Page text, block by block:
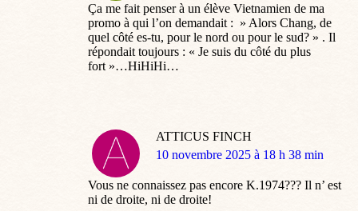
Ça me fait penser à un élève Vietnamien de ma
promo à qui l’on demandait : » Alors Chang, de
quel côté es-tu, pour le nord ou pour le sud? » . Il
répondait toujours : « Je suis du côté du plus
fort »…HiHiHi…
ATTICUS FINCH
dit
10 novembre 2025 à 18 h 38 min
Vous ne connaissez pas encore K.1974??? Il n’ est
ni de droite, ni de droite!